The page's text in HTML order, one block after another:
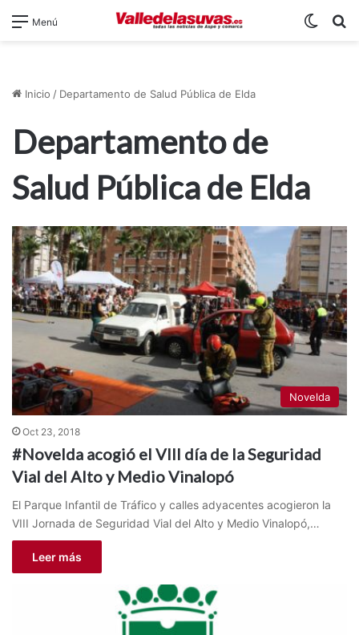
Menú
Inicio / Departamento de Salud Pública de Elda
Departamento de
Salud Pública de Elda
Novelda
Oct 23, 2018
#Novelda acogió el VIII día de la Seguridad
Vial del Alto y Medio Vinalopó
El Parque Infantil de Tráfico y calles adyacentes acogieron la
VIII Jornada de Seguridad Vial del Alto y Medio Vinalopó,…
Leer más